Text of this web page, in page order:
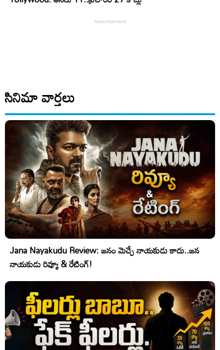
సినిమా వార్తలు
Jana Nayakudu Review: జనం మెచ్చే నాయకుడు కాదు..జన
నాయకుడు రివ్యూ & రేటింగ్!